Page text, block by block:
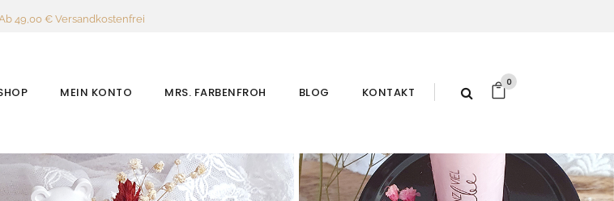
49,00 € Versandkostenfrei
MEIN KONTO MRS. FARBENFROH BLOG KONTAKT
0